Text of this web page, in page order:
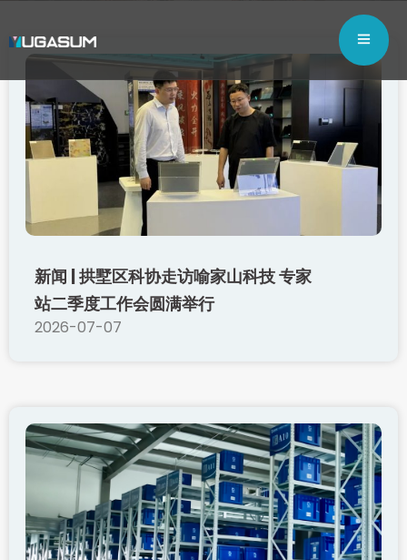
新闻 | 拱墅区科协走访喻家山科技 专家
站二季度工作会圆满举行
2026-07-07